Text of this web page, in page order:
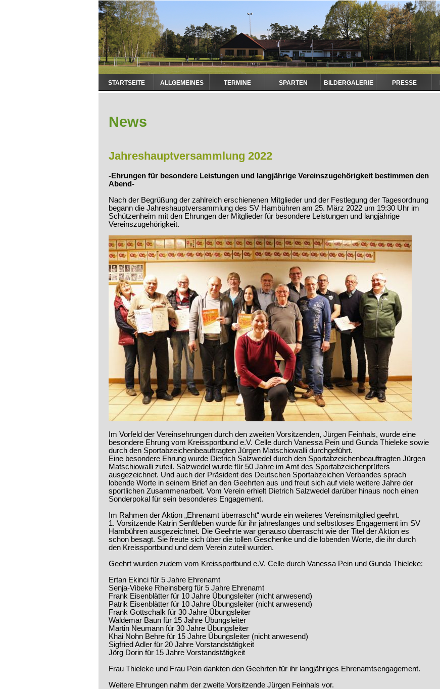
Navigation
überspringen
STARTSEITE ALLGEMEINES TERMINE SPARTEN BILDERGALERIE PRESSE
News
Jahreshauptversammlung 2022
-Ehrungen für besondere Leistungen und langjährige Vereinszugehörigkeit bestimmen den
Abend-
Nach der Begrüßung der zahlreich erschienenen Mitglieder und der Festlegung der Tagesordnung
begann die Jahreshauptversammlung des SV Hambühren am 25. März 2022 um 19:30 Uhr im
Schützenheim mit den Ehrungen der Mitglieder für besondere Leistungen und langjährige
Vereinszugehörigkeit.
Im Vorfeld der Vereinsehrungen durch den zweiten Vorsitzenden, Jürgen Feinhals, wurde eine
besondere Ehrung vom Kreissportbund e.V. Celle durch Vanessa Pein und Gunda Thieleke sowie
durch den Sportabzeichenbeauftragten Jürgen Matschiowalli durchgeführt.
Eine besondere Ehrung wurde Dietrich Salzwedel durch den Sportabzeichenbeauftragten Jürgen
Matschiowalli zuteil. Salzwedel wurde für 50 Jahre im Amt des Sportabzeichenprüfers
ausgezeichnet. Und auch der Präsident des Deutschen Sportabzeichen Verbandes sprach
lobende Worte in seinem Brief an den Geehrten aus und freut sich auf viele weitere Jahre der
sportlichen Zusammenarbeit. Vom Verein erhielt Dietrich Salzwedel darüber hinaus noch einen
Sonderpokal für sein besonderes Engagement.
Im Rahmen der Aktion „Ehrenamt überrascht“ wurde ein weiteres Vereinsmitglied geehrt.
1. Vorsitzende Katrin Senftleben wurde für ihr jahreslanges und selbstloses Engagement im SV
Hambühren ausgezeichnet. Die Geehrte war genauso überrascht wie der Titel der Aktion es
schon besagt. Sie freute sich über die tollen Geschenke und die lobenden Worte, die ihr durch
den Kreissportbund und dem Verein zuteil wurden.
Geehrt wurden zudem vom Kreissportbund e.V. Celle durch Vanessa Pein und Gunda Thieleke:
Ertan Ekinci für 5 Jahre Ehrenamt
Senja-Vibeke Rheinsberg für 5 Jahre Ehrenamt
Frank Eisenblätter für 10 Jahre Übungsleiter (nicht anwesend)
Patrik Eisenblätter für 10 Jahre Übungsleiter (nicht anwesend)
Frank Gottschalk für 30 Jahre Übungsleiter
Waldemar Baun für 15 Jahre Übungsleiter
Martin Neumann für 30 Jahre Übungsleiter
Khai Nohn Behre für 15 Jahre Übungsleiter (nicht anwesend)
Sigfried Adler für 20 Jahre Vorstandstätigkeit
Jörg Dorin für 15 Jahre Vorstandstätigkeit
Frau Thieleke und Frau Pein dankten den Geehrten für ihr langjähriges Ehrenamtsengagement.
Weitere Ehrungen nahm der zweite Vorsitzende Jürgen Feinhals vor.